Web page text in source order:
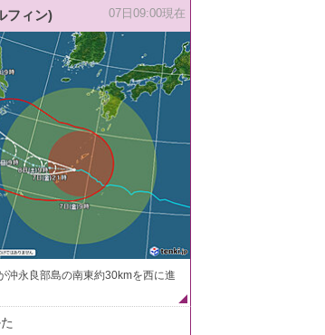
フィン) 07日09:00現在
沖永良部島の南東約30kmを西に進